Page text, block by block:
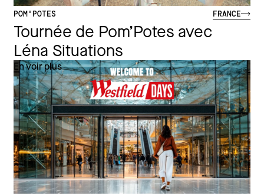
POM'POTES FRANCE
Tournée de Pom’Potes avec
Léna Situations
En voir plus